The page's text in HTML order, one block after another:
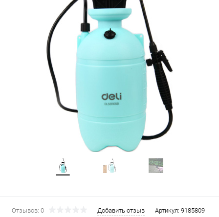
Отзывов: 0 Добавить отзыв Артикул: 9185809